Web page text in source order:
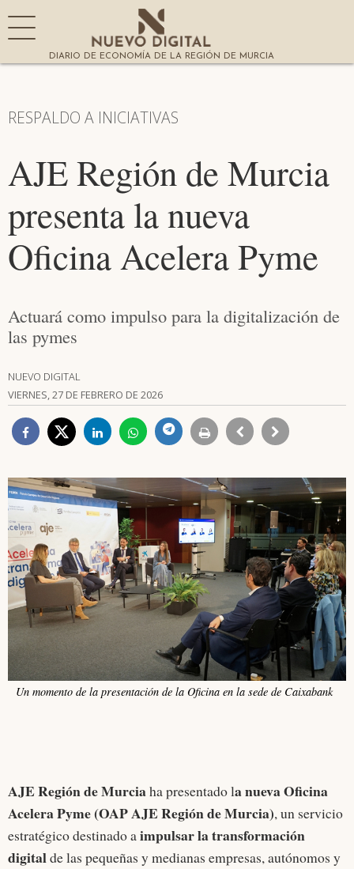
DIARIO DE ECONOMÍA DE LA REGIÓN DE MURCIA
RESPALDO A INICIATIVAS
AJE Región de Murcia
presenta la nueva
Oficina Acelera Pyme
Actuará como impulso para la digitalización de
las pymes
NUEVO DIGITAL
VIERNES, 27 DE FEBRERO DE 2026
Un momento de la presentación de la Oficina en la sede de Caixabank
AJE Región de Murciaha presentado la nueva Oficina
Acelera Pyme (OAP AJE Región de Murcia), un servicio
estratégico destinado aimpulsar la transformación
digitalde las pequeñas y medianas empresas, autónomos y